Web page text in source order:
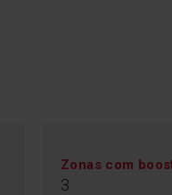
Está a meio de um
Zonas com
3